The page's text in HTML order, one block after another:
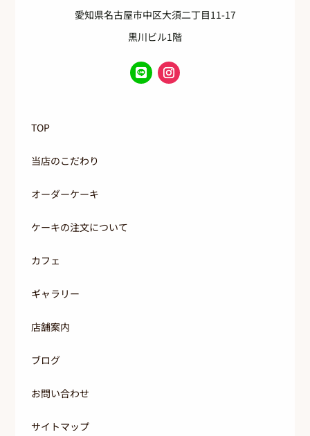
愛知県名古屋市中区大須二丁目11-17
黒川ビル1階
TOP
当店のこだわり
オーダーケーキ
ケーキの注文について
カフェ
ギャラリー
店舗案内
ブログ
お問い合わせ
サイトマップ